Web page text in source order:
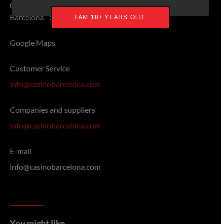
08005 (Port Olímpic)
Barcelona - Spain
Google Maps
Customer Service
info@casinobarcelona.com
Companies and suppliers
info@casinobarcelona.com
E-mail
info@casinobarcelona.com
I AM 18+ YEARS OLD.